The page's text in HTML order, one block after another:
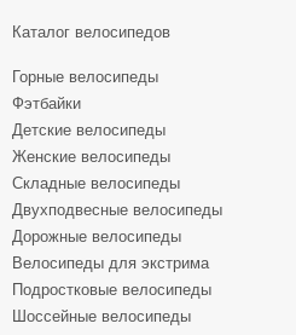
Каталог велосипедов
Горные велосипеды
Фэтбайки
Детские велосипеды
Женские велосипеды
Складные велосипеды
Двухподвесные велосипеды
Дорожные велосипеды
Велосипеды для экстрима
Подростковые велосипеды
Шоссейные велосипеды